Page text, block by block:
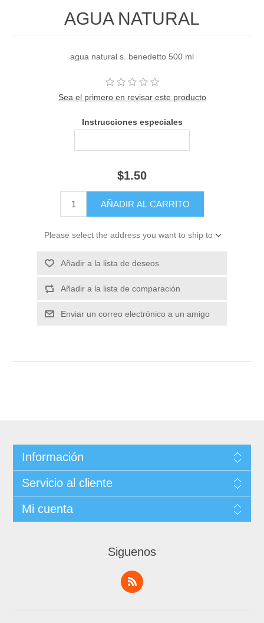
AGUA NATURAL
agua natural s. benedetto 500 ml
Sea el primero en revisar este producto
Instrucciones especiales
$1.50
Please select the address you want to ship to
Información
Servicio al cliente
Mi cuenta
Siguenos